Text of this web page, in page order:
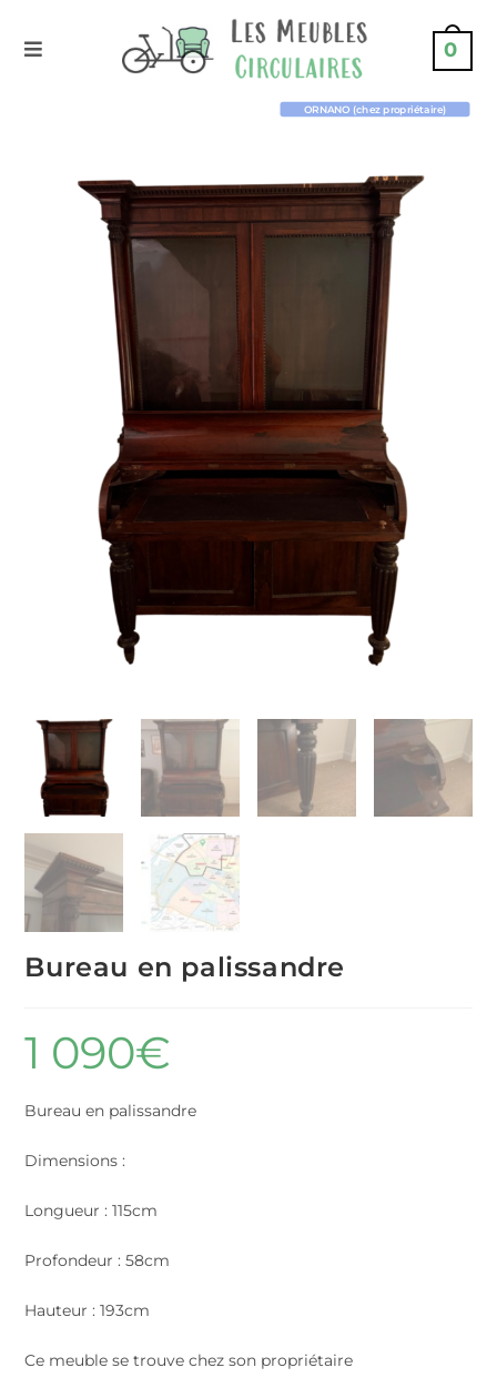
0
ORNANO (chez propriétaire)
Bureau en palissandre
1 090€
Bureau en palissandre
Dimensions :
Longueur : 115cm
Profondeur : 58cm
Hauteur : 193cm
Ce meuble se trouve chez son propriétaire